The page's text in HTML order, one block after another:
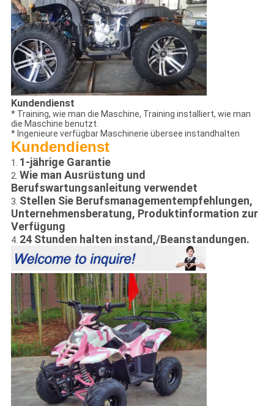
Kundendienst
* Training, wie man die Maschine, Training installiert, wie man
die Maschine benutzt.
* Ingenieure verfügbar Maschinerie übersee instandhalten
Kundendienst
1. 1-jährige Garantie
2. Wie man Ausrüstung und
Berufswartungsanleitung verwendet
3. Stellen Sie Berufsmanagementempfehlungen,
Unternehmensberatung, Produktinformation zur
Verfügung
4. 24 Stunden halten instand,/Beanstandungen.